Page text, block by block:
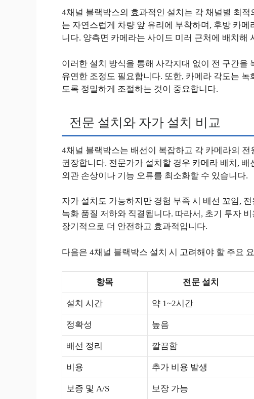
4채널 블랙박스의 효과적인 설치는 각 채널별 최
는 자연스럽게 차량 앞 유리에 부착하며, 후방 카
니다. 양측면 카메라는 사이드 미러 근처에 배치해
이러한 설치 방식을 통해 사각지대 없이 전 구간을
유연한 조정도 필요합니다. 또한, 카메라 각도는
도록 정밀하게 조절하는 것이 중요합니다.
전문 설치와 자가 설치 비교
4채널 블랙박스는 배선이 복잡하고 각 카메라의
권장합니다. 전문가가 설치할 경우 카메라 배치,
외관 손상이나 기능 오류를 최소화할 수 있습니다.
자가 설치도 가능하지만 경험 부족 시 배선 꼬임,
녹화 품질 저하와 직결됩니다. 따라서, 초기 투자
장기적으로 더 안전하고 효과적입니다.
다음은 4채널 블랙박스 설치 시 고려해야 할 주요
항목 전문 설치
설치 시간 약 1~2시간
정확성 높음
배선 정리 깔끔함
비용 추가 비용 발생
보증 및 A/S 보장 가능